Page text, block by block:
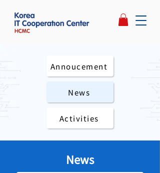
Annoucement
News
Activities
News